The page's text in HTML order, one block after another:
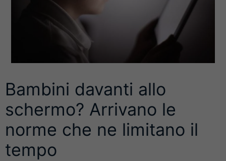
Bambini davanti allo
schermo? Arrivano le
norme che ne limitano il
tempo